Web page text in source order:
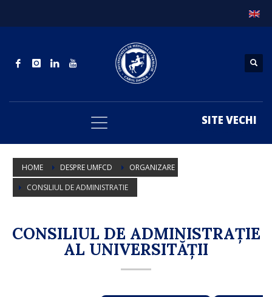
SITE VECHI
HOME DESPRE UMFCD
ORGANIZARE
CONSILIUL DE ADMINISTRATIE
CONSILIUL DE ADMINISTRAȚIE
AL UNIVERSITĂȚII